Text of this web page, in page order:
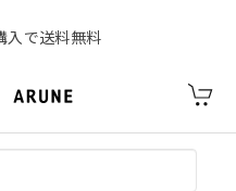
入で送料無料